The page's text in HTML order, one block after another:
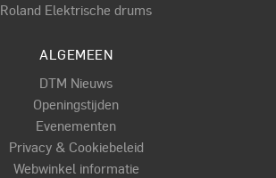
Roland Elektrische drums
ALGEMEEN
DTM Nieuws
Openingstijden
Evenementen
Privacy & Cookiebeleid
Webwinkel informatie